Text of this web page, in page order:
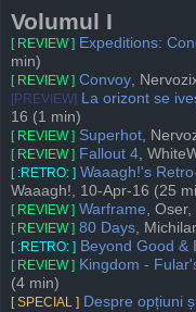
Volumul I
[ REVIEW ] Expeditions:
min)
[ REVIEW ] Convoy,
[PREVIEW] La orizont se
16 (1 min)
[ REVIEW ] Superhot,
[ REVIEW ] Fallout 4,
[ :RETRO: ] Waaagh!'s
Waaagh!, 10-Apr-16 (25
[ REVIEW ] Warframe,
[ REVIEW ] 80 Days,
[ :RETRO: ] Beyond Good &
[ REVIEW ] Kingdom -
(4 min)
[ SPECIAL ] Despre opțiuni